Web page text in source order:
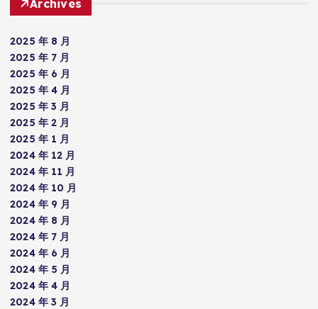
Archives
2025 年 8 月
2025 年 7 月
2025 年 6 月
2025 年 4 月
2025 年 3 月
2025 年 2 月
2025 年 1 月
2024 年 12 月
2024 年 11 月
2024 年 10 月
2024 年 9 月
2024 年 8 月
2024 年 7 月
2024 年 6 月
2024 年 5 月
2024 年 4 月
2024 年 3 月